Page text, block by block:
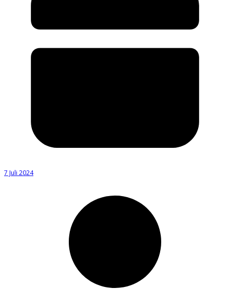
7 Juli 2024